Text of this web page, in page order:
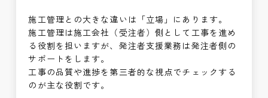
施工管理との大きな違いは「立場」にあります。
施工管理は施工会社（受注者）側として工事を進め
る役割を担いますが、発注者支援業務は発注者側の
サポートをします。
工事の品質や進捗を第三者的な視点でチェックする
のが主な役割です。